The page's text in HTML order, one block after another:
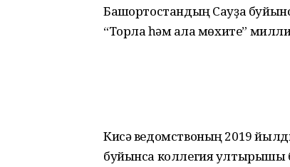
Башҡортостандың Сауҙа
“Торлаҡ һәм ҡала мөхите”
Кисә ведомствоның 2019
буйынса коллегия ултырышы